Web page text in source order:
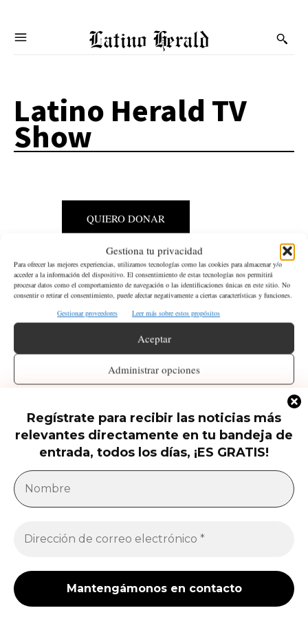
Gestiona tu privacidad
Para ofrecer las mejores experiencias, utilizamos tecnologías como las cookies para almacenar y/o
acceder a la información del dispositivo. El consentimiento de estas tecnologías nos permitirá
procesar datos como el comportamiento de navegación o las identificaciones únicas en este sitio. No
consentir o retirar el consentimiento, puede afectar negativamente a ciertas características y funciones.
Gestionar proveedores
Leer más sobre estos propósitos
Aceptar
Administrar opciones
Latino Herald
Latino Herald TV
Show
QUIERO DONAR
Search
SÍGUENOS
Inicio Latino Herald TV Show
Regístrate para recibir las noticias más
relevantes directamente en tu bandeja de
entrada, todos los días, ¡ES GRATIS!